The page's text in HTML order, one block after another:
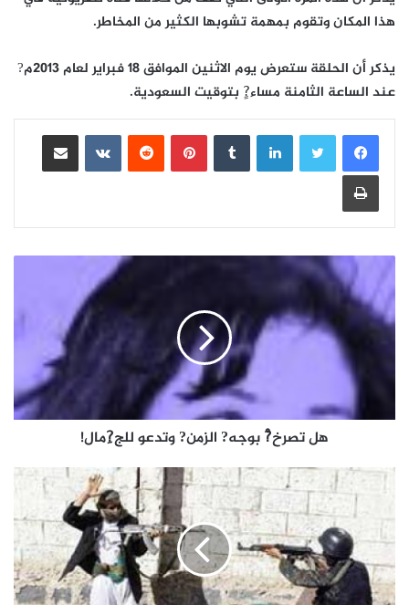
هذا المكان وتقوم بمهمة تشوبها الكثير من المخاطر.
يذكر أن الحلقة ستعرض يوم الاثنين الموافق 18 فبراير لعام 2013م?
عند الساعة الثامنة مساء?ٍ بتوقيت السعودية.
لينكدإن بينتيريست
مشاركة عبر البريد
طباعة
هل تصرخ?ْ بوجه? الزمن? وتدعو للج?ِمال!